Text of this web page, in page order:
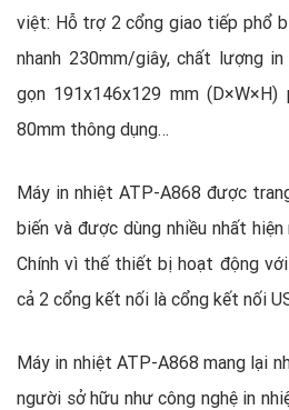
việt: Hỗ trợ 2 cổng giao tiếp phổ
nhanh 230mm/giây, chất lượng
gọn 191x146x129 mm
80mm thông dụng…
Máy in nhiệt ATP-A868 được
biến và được dùng nhiều nhất hiện
Chính vì thế thiết bị hoạt động
cả 2 cổng kết nối là cổng kết nối
Máy in nhiệt ATP-A868 mang lại
người sở hữu như công nghệ in